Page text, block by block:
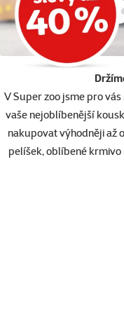
V Super zoo jsme pro
vaše nejoblíbenější
nakupovat výhodněji až o
pelíšek, oblíbené krmivo